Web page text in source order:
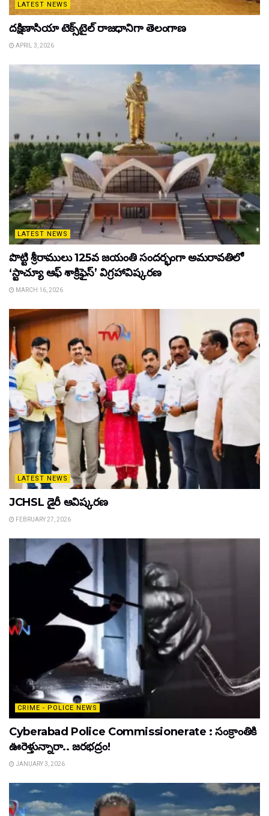
LATEST NEWS
దక్షిణాసియా టెక్స్‌టైల్ రాజధానిగా తెలంగాణ
APRIL 3, 2026
LATEST NEWS
పొట్టి శ్రీరాములు 125వ జయంతి సందర్భంగా అమరావతిలో
‘స్టాచ్యూ ఆఫ్ శాక్రిఫైస్’ విగ్రహావిష్కరణ
MARCH 16, 2026
LATEST NEWS
JCHSL డైరీ ఆవిష్కరణ
FEBRUARY 27, 2026
CRIME - POLICE NEWS
Cyberabad Police Commissionerate : సంక్రాంతికి
ఊరెళ్తున్నారా.. జరభద్రం!
JANUARY 3, 2026